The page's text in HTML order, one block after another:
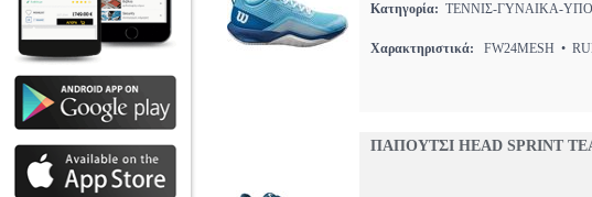
Κατηγορία: ΤΕΝΝΙΣ-ΓΥΝΑΙΚΑ-
Χαρακτηριστικά: FW24MESH •
ΠΑΠΟΥΤΣΙ HEAD SPRINT